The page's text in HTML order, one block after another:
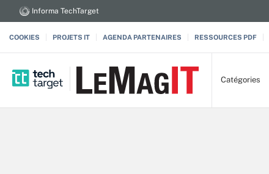
Informa TechTarget
COOKIES PROJETS IT AGENDA PARTENAIRES RESSOURCES PDF
Catégories